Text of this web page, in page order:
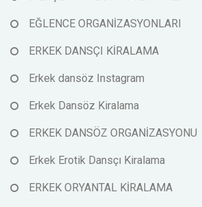
EĞLENCE ORGANİZASYONLARI
ERKEK DANSÇI KİRALAMA
Erkek dansöz Instagram
Erkek Dansöz Kiralama
ERKEK DANSÖZ ORGANİZASYONU
Erkek Erotik Dansçı Kiralama
ERKEK ORYANTAL KİRALAMA